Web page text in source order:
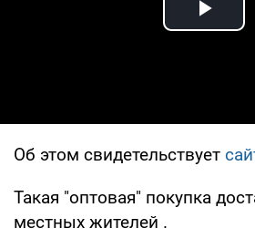
Об этом свидетельствует
Такая "оптовая" покупка
местных жителей .